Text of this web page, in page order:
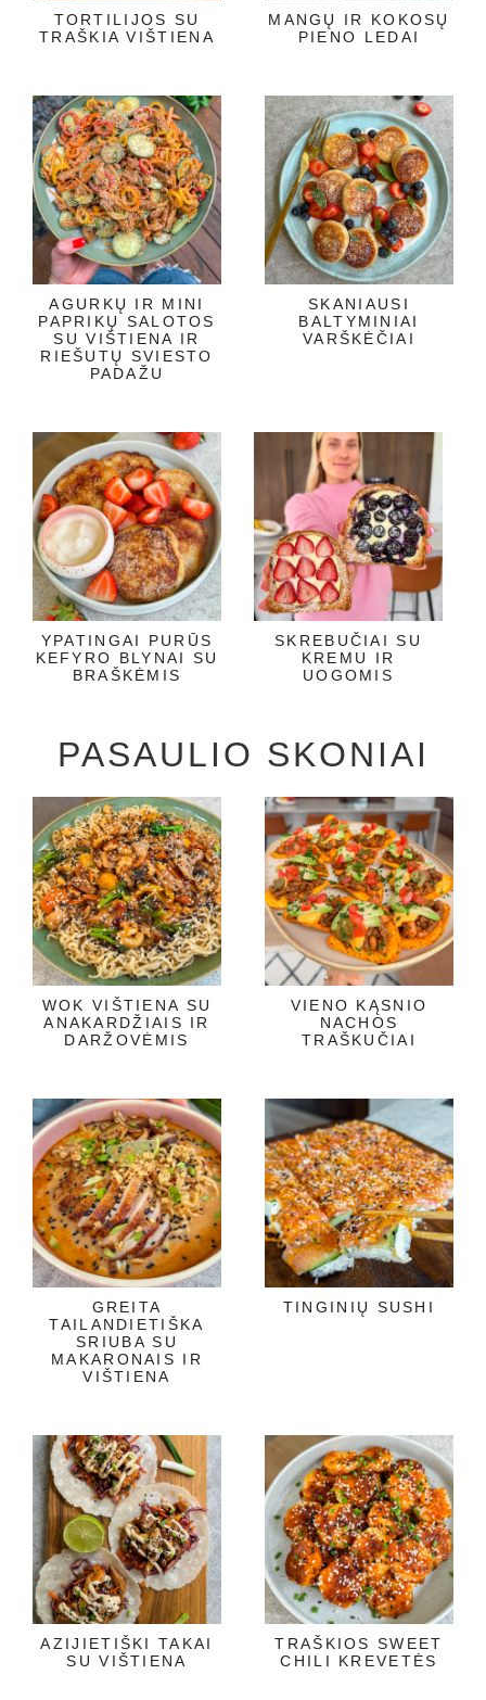
TORTILIJOS SU
TRAŠKIA VIŠTIENA
MANGŲ IR KOKOSŲ
PIENO LEDAI
AGURKŲ IR MINI
PAPRIKŲ SALOTOS
SU VIŠTIENA IR
RIEŠUTŲ SVIESTO
PADAŽU
SKANIAUSI
BALTYMINIAI
VARŠKĖČIAI
YPATINGAI PURŪS
KEFYRO BLYNAI SU
BRAŠKĖMIS
SKREBUČIAI SU
KREMU IR
UOGOMIS
PASAULIO SKONIAI
WOK VIŠTIENA SU
ANAKARDŽIAIS IR
DARŽOVĖMIS
VIENO KĄSNIO
NACHOS
TRAŠKUČIAI
GREITA
TAILANDIETIŠKA
SRIUBA SU
MAKARONAIS IR
VIŠTIENA
TINGINIŲ SUSHI
AZIJIETIŠKI TAKAI
SU VIŠTIENA
TRAŠKIOS SWEET
CHILI KREVETĖS